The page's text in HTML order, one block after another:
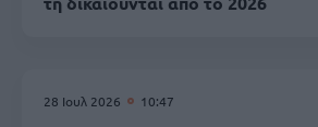
28 Ιουλ 2026 10:47